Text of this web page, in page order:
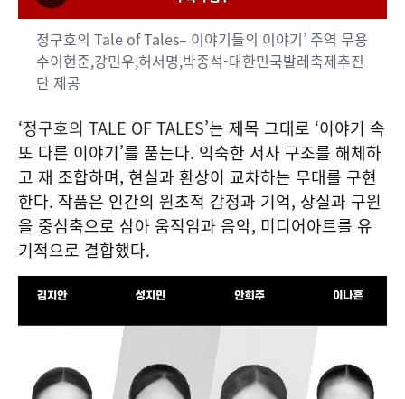
정구호의 Tale of Tales– 이야기들의 이야기’ 주역 무용
수이현준,강민우,허서명,박종석-대한민국발레축제추진
단 제공
‘정구호의 TALE OF TALES’는 제목 그대로 ‘이야기 속
또 다른 이야기’를 품는다. 익숙한 서사 구조를 해체하
고 재 조합하며, 현실과 환상이 교차하는 무대를 구현
한다. 작품은 인간의 원초적 감정과 기억, 상실과 구원
을 중심축으로 삼아 움직임과 음악, 미디어아트를 유
기적으로 결합했다.